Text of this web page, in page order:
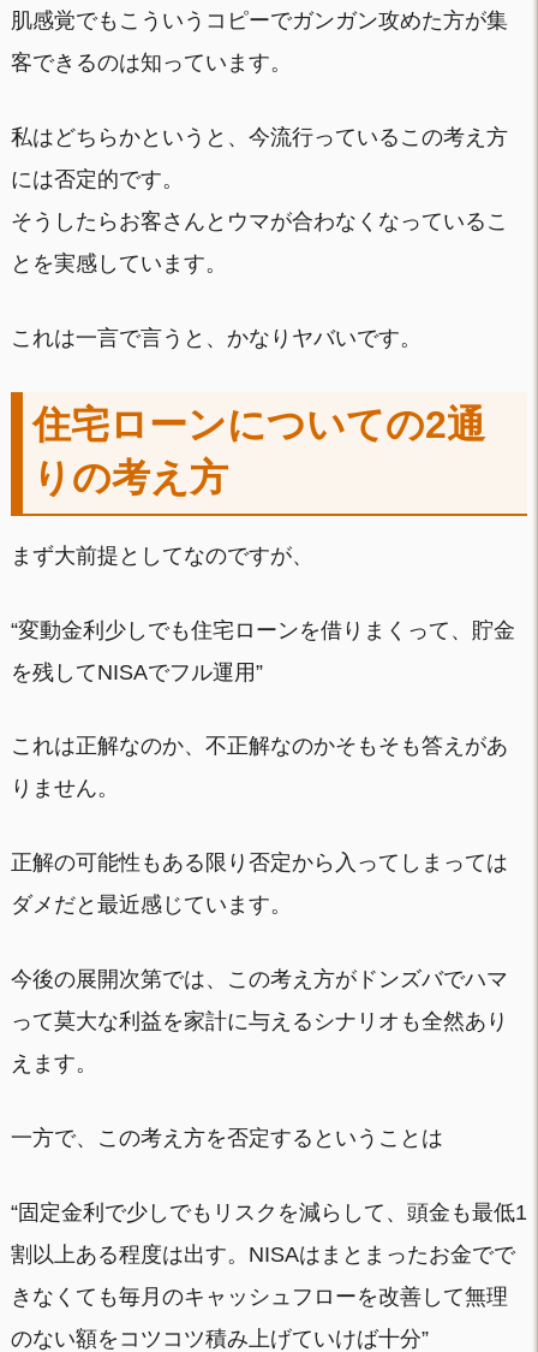
肌感覚でもこういうコピーでガンガン攻めた方が集
客できるのは知っています。
私はどちらかというと、今流行っているこの考え方
には否定的です。
そうしたらお客さんとウマが合わなくなっているこ
とを実感しています。
これは一言で言うと、かなりヤバいです。
住宅ローンについての2通
りの考え方
まず大前提としてなのですが、
“変動金利少しでも住宅ローンを借りまくって、貯金
を残してNISAでフル運用”
これは正解なのか、不正解なのかそもそも答えがあ
りません。
正解の可能性もある限り否定から入ってしまっては
ダメだと最近感じています。
今後の展開次第では、この考え方がドンズバでハマ
って莫大な利益を家計に与えるシナリオも全然あり
えます。
一方で、この考え方を否定するということは
“固定金利で少しでもリスクを減らして、頭金も最低1
割以上ある程度は出す。NISAはまとまったお金でで
きなくても毎月のキャッシュフローを改善して無理
のない額をコツコツ積み上げていけば十分”